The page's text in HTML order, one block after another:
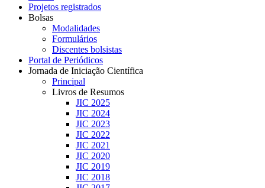
Projetos registrados
Bolsas
Modalidades
Formulários
Discentes bolsistas
Portal de Periódicos
Jornada de Iniciação Científica
Principal
Livros de Resumos
JIC 2025
JIC 2024
JIC 2023
JIC 2022
JIC 2021
JIC 2020
JIC 2019
JIC 2018